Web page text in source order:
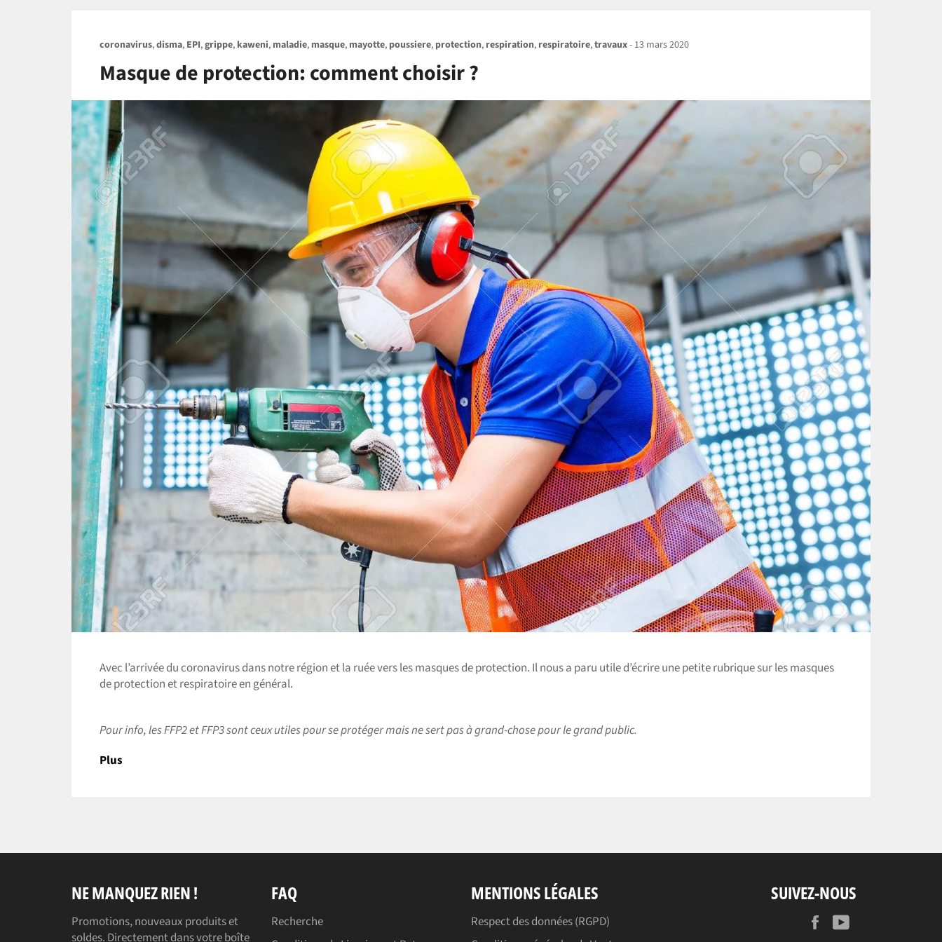
coronavirus,disma, EPI,grippe, kaweni, maladie, masque, mayotte, poussiere, protection, respiration, respiratoire,travaux- 13 mars 2020
Masque de protection: comment choisir ?
Avec l’arrivée du coronavirus dans notre région et la ruée vers les masques de protection. Il nous a paru utile d’écrire une petite rubrique sur les masques
de protection et respiratoire en général.
Pour info, les FFP2 et FFP3 sont ceux utiles pour se protéger mais ne sert pas à grand-chose pour le grand public.
Plus
NE MANQUEZ RIEN !
Promotions, nouveaux produits et
soldes. Directement dans votre boîte
FAQ
Recherche
MENTIONS LÉGALES
Respect des données (RGPD)
SUIVEZ-NOUS
Facebook